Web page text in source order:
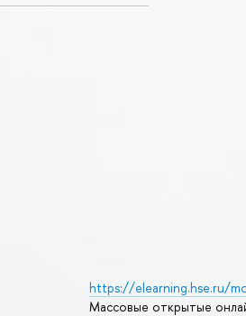
https://elearning.hse.ru/
Массовые открытые